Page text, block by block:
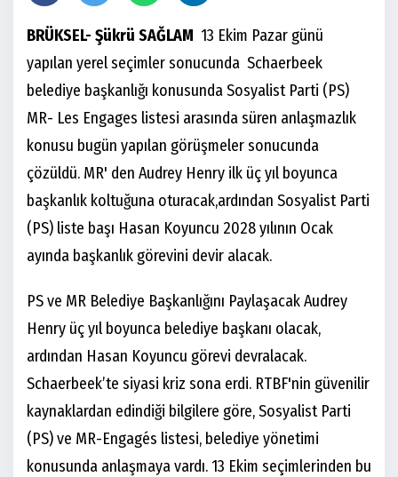
BRÜKSEL- Şükrü SAĞLAM 13 Ekim Pazar günü
yapılan yerel seçimler sonucunda Schaerbeek
belediye başkanlığı konusunda Sosyalist Parti (PS)
MR- Les Engages listesi arasında süren anlaşmazlık
konusu bugün yapılan görüşmeler sonucunda
çözüldü. MR' den Audrey Henry ilk üç yıl boyunca
başkanlık koltuğuna oturacak,ardından Sosyalist Parti
(PS) liste başı Hasan Koyuncu 2028 yılının Ocak
ayında başkanlık görevini devir alacak.
PS ve MR Belediye Başkanlığını Paylaşacak Audrey
Henry üç yıl boyunca belediye başkanı olacak,
ardından Hasan Koyuncu görevi devralacak.
Schaerbeek’te siyasi kriz sona erdi. RTBF'nin güvenilir
kaynaklardan edindiği bilgilere göre, Sosyalist Parti
(PS) ve MR-Engagés listesi, belediye yönetimi
konusunda anlaşmaya vardı. 13 Ekim seçimlerinden bu